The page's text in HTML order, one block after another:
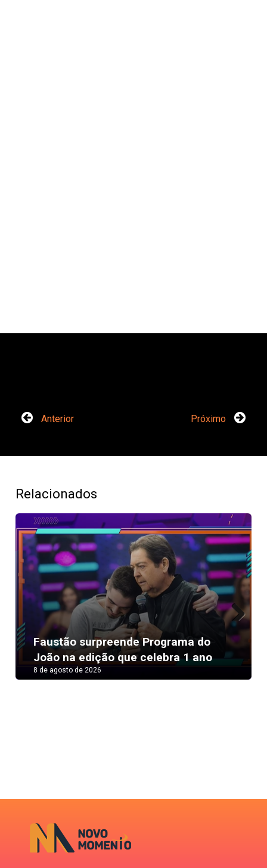
Anterior Próximo
Relacionados
Faustão surpreende Programa do
João na edição que celebra 1 ano
8 de agosto de 2026
Next